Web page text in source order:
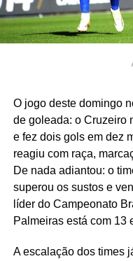
O jogo deste domingo
de goleada: o Cruzeiro
e fez dois gols em dez
reagiu com raça,
De nada adiantou: o
superou os sustos e
líder do Campeonato
Palmeiras está com 13
A escalação dos times